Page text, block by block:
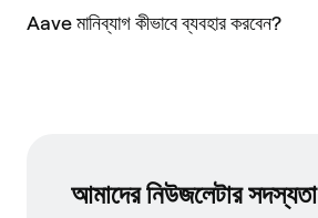
Aave মানিব্যাগ কীভাবে ব্যবহার করবেন?
আমাদের নিউজলেটার সদস্যতা